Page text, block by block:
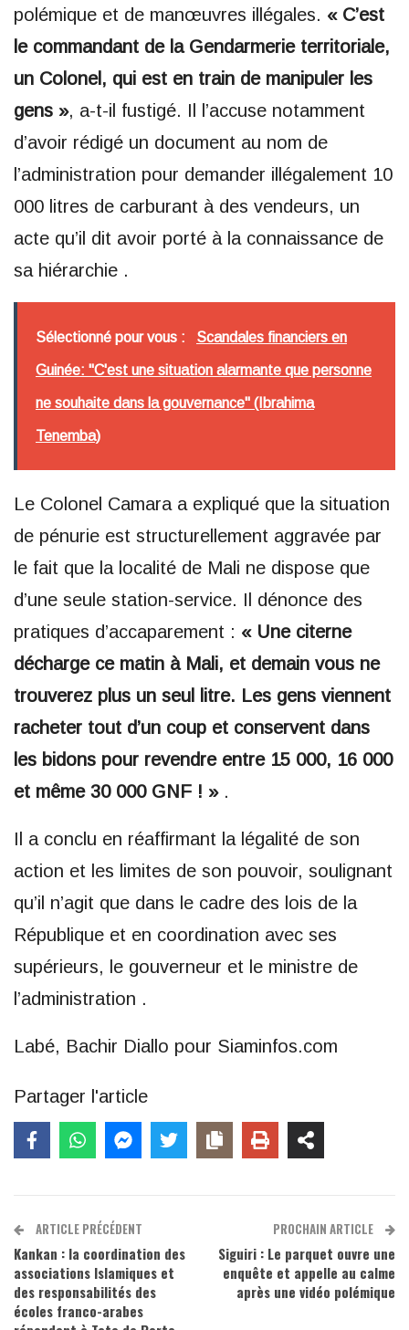
polémique et de manœuvres illégales. « C’est
le commandant de la Gendarmerie territoriale,
un Colonel, qui est en train de manipuler les
gens », a-t-il fustigé. Il l’accuse notamment
d’avoir rédigé un document au nom de
l’administration pour demander illégalement 10
000 litres de carburant à des vendeurs, un
acte qu’il dit avoir porté à la connaissance de
sa hiérarchie .
Sélectionné pour vous : Scandales financiers en
Guinée: "C'est une situation alarmante que personne
ne souhaite dans la gouvernance" (Ibrahima
Tenemba)
Le Colonel Camara a expliqué que la situation
de pénurie est structurellement aggravée par
le fait que la localité de Mali ne dispose que
d’une seule station-service. Il dénonce des
pratiques d’accaparement : « Une citerne
décharge ce matin à Mali, et demain vous ne
trouverez plus un seul litre. Les gens viennent
racheter tout d’un coup et conservent dans
les bidons pour revendre entre 15 000, 16 000
et même 30 000 GNF ! ».
Il a conclu en réaffirmant la légalité de son
action et les limites de son pouvoir, soulignant
qu’il n’agit que dans le cadre des lois de la
République et en coordination avec ses
supérieurs, le gouverneur et le ministre de
l’administration .
Labé, Bachir Diallo pour Siaminfos.com
Partager l'article
ARTICLE PRÉCÉDENT
Kankan : la coordination des
associations Islamiques et
des responsabilités des
écoles franco-arabes
PROCHAIN ARTICLE
Siguiri : Le parquet ouvre une
enquête et appelle au calme
après une vidéo polémique